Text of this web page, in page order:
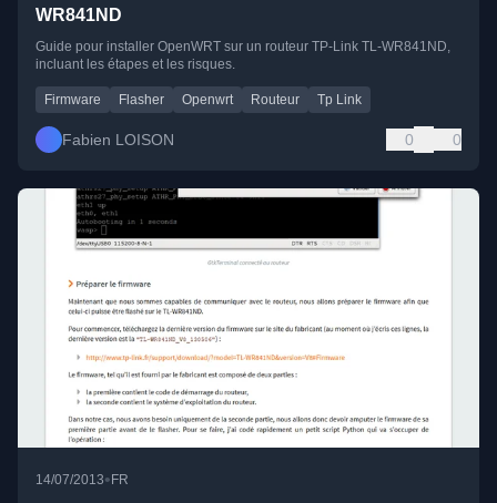
WR841ND
Guide pour installer OpenWRT sur un routeur TP-Link TL-WR841ND,
incluant les étapes et les risques.
Firmware Flasher Openwrt Routeur Tp Link
Fabien LOISON 0 0
14/07/2013•FR